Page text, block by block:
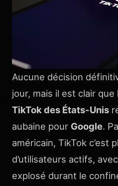
Aucune décision
jour, mais il est clair que
TikTok des États-Unis
aubaine pour Google.
américain, TikTok c’est
d’utilisateurs actifs,
explosé durant le